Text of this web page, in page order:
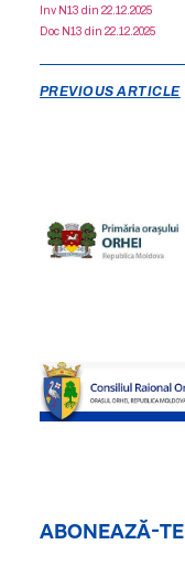
Inv N13 din 22.12.2025
Doc N13 din 22.12.2025
PREVIOUS ARTICLE
ABONEAZĂ-TE